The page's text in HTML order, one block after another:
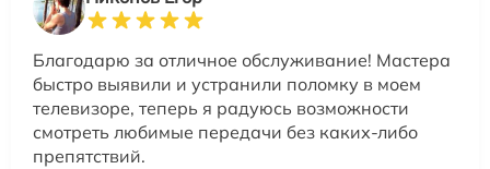
Благодарю за отличное обслуживание! Мастера
быстро выявили и устранили поломку в моем
телевизоре, теперь я радуюсь возможности
смотреть любимые передачи без каких-либо
препятствий.